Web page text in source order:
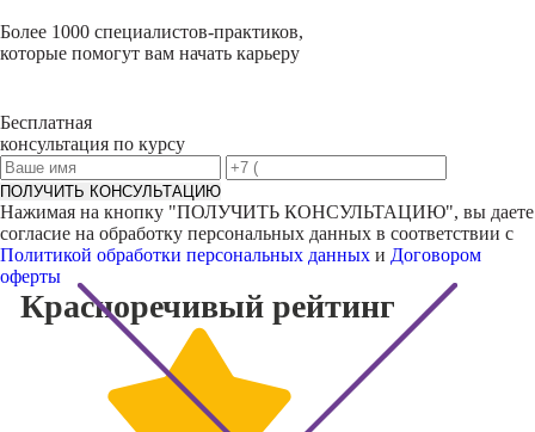
Более 1000 специалистов-практиков,
которые помогут вам начать карьеру
Бесплатная
консультация по курсу
ПОЛУЧИТЬ КОНСУЛЬТАЦИЮ
Нажимая на кнопку "ПОЛУЧИТЬ КОНСУЛЬТАЦИЮ", вы даете
согласие на обработку персональных данных в соответствии с
Политикой обработки персональных данных и Договором
оферты
Красноречивый рейтинг